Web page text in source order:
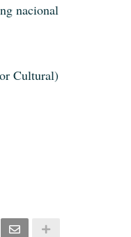
nacional
Cultural)